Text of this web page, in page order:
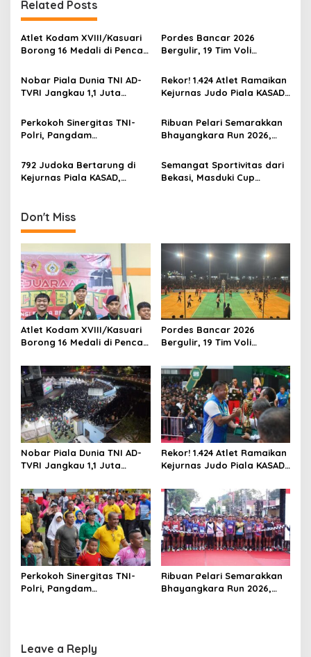
a
v
i
g
a
t
i
o
n
Related Posts
Atlet Kodam XVIII/Kasuari
Borong 16 Medali di Pencak
Barat Daya
Pordes Bancar 2026
Bergulir, 19 Tim Voli
Nobar Piala Dunia TNI AD-
TVRI Jangkau 1,1 Juta
Terdongkrak
Rekor! 1.424 Atlet Ramaikan
Kejurnas Judo Piala KASAD
Juara untuk Indonesia
Perkokoh Sinergitas TNI-
Polri, Pangdam
Olahraga Bersama Hari
Bhayangkara ke-80 di
Papua Barat
Ribuan Pelari Semarakkan
Bhayangkara Run 2026,
Pemda Menguat di Blitar
792 Judoka Bertarung di
Kejurnas Piala KASAD,
Semangat Sportivitas dari
Bekasi, Masduki Cup
Don't Miss
Atlet Kodam XVIII/Kasuari
Borong 16 Medali di Pencak
Barat Daya
Pordes Bancar 2026
Bergulir, 19 Tim Voli
Nobar Piala Dunia TNI AD-
TVRI Jangkau 1,1 Juta
Terdongkrak
Rekor! 1.424 Atlet Ramaikan
Kejurnas Judo Piala KASAD
Juara untuk Indonesia
Perkokoh Sinergitas TNI-
Polri, Pangdam
Ribuan Pelari Semarakkan
Bhayangkara Run 2026,
Leave a Reply